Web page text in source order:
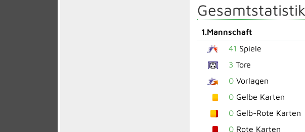
Gesamtstatistik
1.Mannschaft
41 Spiele
3 Tore
0 Vorlagen
0 Gelbe Karten
0 Gelb-Rote Karten
0 Rote Karten